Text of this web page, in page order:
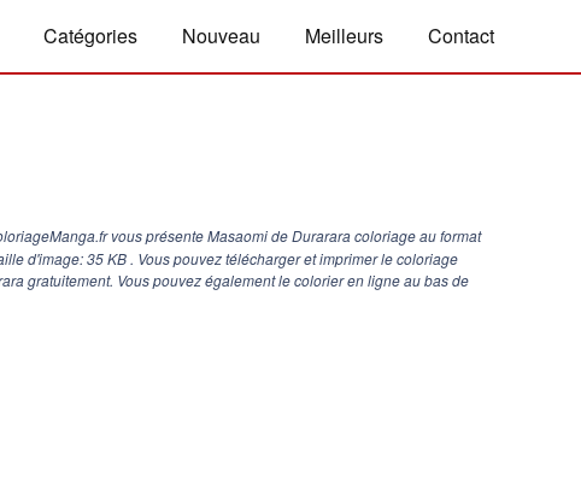
Catégories Nouveau Meilleurs Contact
vous présente Masaomi de Durarara coloriage au format
d'image: 35 KB . Vous pouvez télécharger et imprimer le coloriage
gratuitement. Vous pouvez également le colorier en ligne au bas de